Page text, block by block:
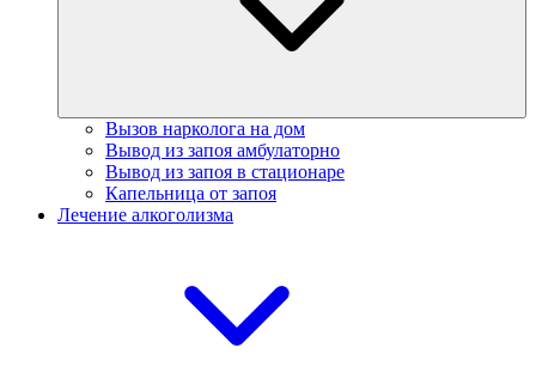
Вызов нарколога на дом
Вывод из запоя амбулаторно
Вывод из запоя в стационаре
Капельница от запоя
Лечение алкоголизма